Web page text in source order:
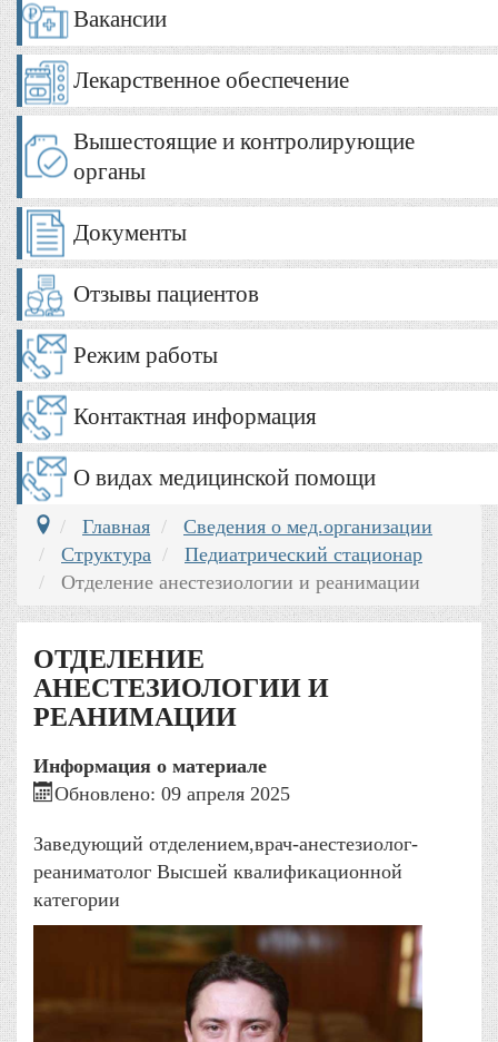
Вакансии
Лекарственное обеспечение
Вышестоящие и контролирующие
органы
Документы
Отзывы пациентов
Режим работы
Контактная информация
О видах медицинской помощи
Главная
Сведения о мед.организации
Структура
Педиатрический стационар
Отделение анестезиологии и реанимации
ОТДЕЛЕНИЕ
АНЕСТЕЗИОЛОГИИ И
РЕАНИМАЦИИ
Информация о материале
Обновлено: 09 апреля 2025
Заведующий отделением,врач-анестезиолог-
реаниматолог Высшей квалификационной
категории